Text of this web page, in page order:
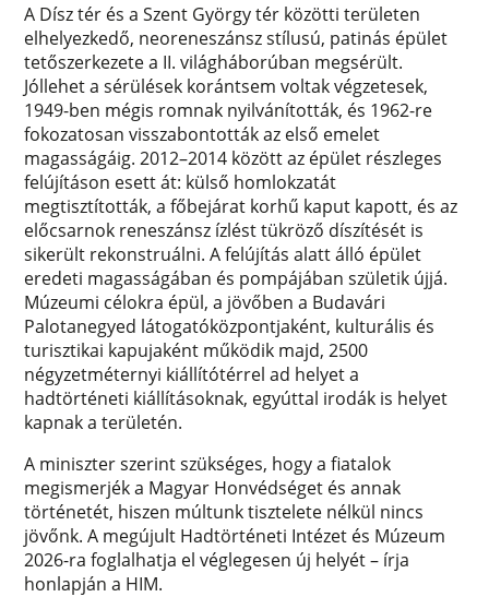
A Dísz tér és a Szent György tér közötti területen
elhelyezkedő, neoreneszánsz stílusú, patinás épület
tetőszerkezete a II. világháborúban megsérült.
Jóllehet a sérülések korántsem voltak végzetesek,
1949-ben mégis romnak nyilvánították, és 1962-re
fokozatosan visszabontották az első emelet
magasságáig. 2012–2014 között az épület részleges
felújításon esett át: külső homlokzatát
megtisztították, a főbejárat korhű kaput kapott, és az
előcsarnok reneszánsz ízlést tükröző díszítését is
sikerült rekonstruálni. A felújítás alatt álló épület
eredeti magasságában és pompájában születik újjá.
Múzeumi célokra épül, a jövőben a Budavári
Palotanegyed látogatóközpontjaként, kulturális és
turisztikai kapujaként működik majd, 2500
négyzetméternyi kiállítótérrel ad helyet a
hadtörténeti kiállításoknak, egyúttal irodák is helyet
kapnak a területén.
A miniszter szerint szükséges, hogy a fiatalok
megismerjék a Magyar Honvédséget és annak
történetét, hiszen múltunk tisztelete nélkül nincs
jövőnk. A megújult Hadtörténeti Intézet és Múzeum
2026-ra foglalhatja el véglegesen új helyét – írja
honlapján a HIM.